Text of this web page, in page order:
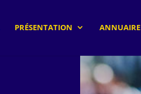
PRÉSENTATION ANNUAIRE